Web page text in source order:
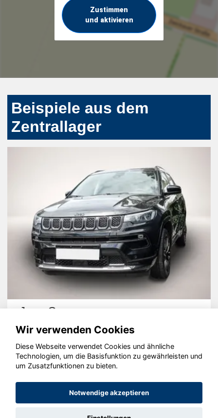
Zustimmen
und aktivieren
Beispiele aus dem
Zentrallager
Jeep Compass
© konjunkturmotor.de GmbH 2020 - 2026
Wir verwenden Cookies
Diese Webseite verwendet Cookies und ähnliche
Technologien, um die Basisfunktion zu gewährleisten und
um Zusatzfunktionen zu bieten.
Notwendige akzeptieren